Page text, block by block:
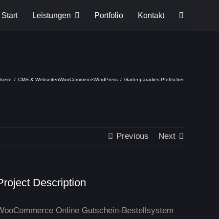
Start Leistungen Portfolio Kontakt
CMS & WebseitenWooCommerceWordPress Gartenparadies Pfettscher
Previous Next
Description
Online Gutschein-Bestellsystem